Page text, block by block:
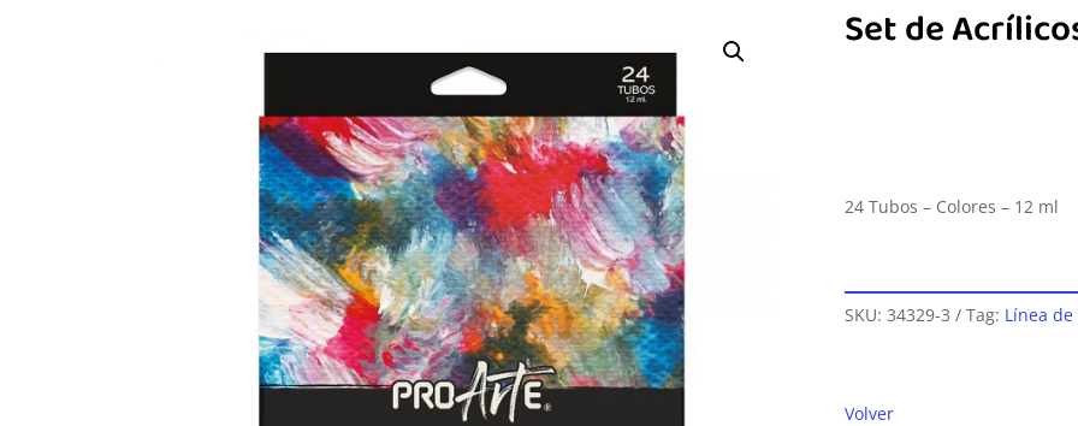
Set de
24 Tubos – Colores – 12 ml
SKU: 34329-3 Tag: Línea
Volver